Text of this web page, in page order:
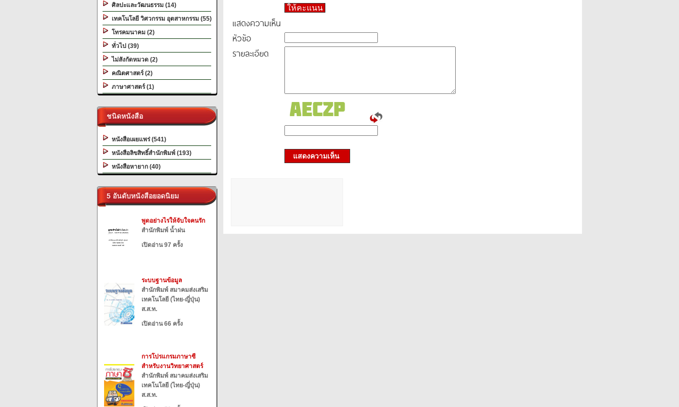
ศิลปะและวัฒนธรรม (14)
เทคโนโลยี วิศวกรรม อุตสาหกรรม (55)
โทรคมนาคม (2)
ทั่วไป (39)
ไม่สังกัดหมวด (2)
คณิตศาสตร์ (2)
ภาษาศาสตร์ (1)
ชนิดหนังสือ
หนังสือเผยแพร่ (541)
หนังสือลิขสิทธิ์สำนักพิมพ์ (193)
หนังสือหายาก (40)
5 อันดับหนังสือยอดนิยม
พูดอย่างไรให้จับใจคนรัก
สำนักพิมพ์ น้ำฝน
เปิดอ่าน 97 ครั้ง
ระบบฐานข้อมูล
สำนักพิมพ์ สมาคมส่งเสริม
เทคโนโลยี (ไทย-ญี่ปุ่น)
ส.ส.ท.
เปิดอ่าน 66 ครั้ง
การโปรแกรมภาษาซี
สำหรับงานวิทยาศาสตร์
สำนักพิมพ์ สมาคมส่งเสริม
เทคโนโลยี (ไทย-ญี่ปุ่น)
ส.ส.ท.
ให้คะแนน
แสดงความเห็น
หัวข้อ
รายละเอียด
แสดงความเห็น